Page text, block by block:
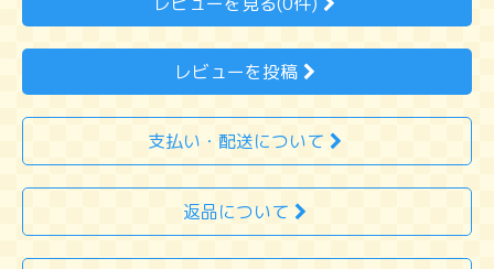
レビューを投稿
支払い・配送について
返品について